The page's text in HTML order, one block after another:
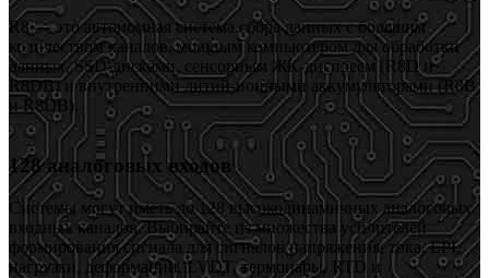
R8 — это автономная система сбора данных с большим
количеством каналов, мощным компьютером для обработки
данных, SSD-дисками, сенсорным ЖК-дисплеем (R8D и
R8DB) и внутренними литий-ионными аккумуляторами (R8B
и R8DB).
128 аналоговых входов
Системы могут иметь до 128 высокодинамичных аналоговых
входных каналов. Выбирайте из множества усилителей
формирования сигнала для сигналов напряжения, тока, EPI,
нагрузки, деформации, LVDT, термопары, RTD и